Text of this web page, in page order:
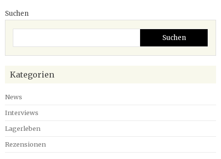
Suchen
Suchen
Kategorien
News
Interviews
Lagerleben
Rezensionen